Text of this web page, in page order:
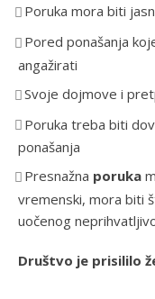
Poruka mora biti
Pored ponašanja
angažirati
Svoje dojmove i
Poruka treba biti
ponašanja
Presnažna poruka
vremenski, mora biti
uočenog
Društvo je prisililo